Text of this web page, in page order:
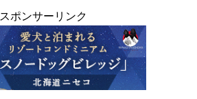
スポンサーリンク